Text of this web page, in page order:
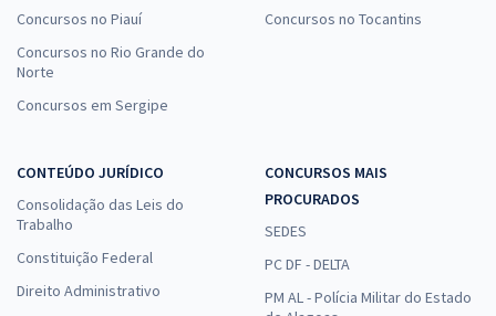
Concursos no Piauí
Concursos no Rio Grande do
Norte
Concursos em Sergipe
Concursos no Tocantins
CONTEÚDO JURÍDICO
Consolidação das Leis do
Trabalho
Constituição Federal
Direito Administrativo
CONCURSOS MAIS
PROCURADOS
SEDES
PC DF - DELTA
PM AL - Polícia Militar do Estado